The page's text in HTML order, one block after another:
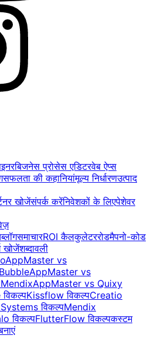
बिजनेस प्रोसेस एडिटरवेब ऐप्स
सफलता की कहानियांमूल्य निर्धारणउत्पाद
खोजेंसंपर्क करेंनिवेशकों के लिएपेशेवर
ब्लॉगसमाचारROI कैलकुलेटररोडमैपनो-कोड
खोजेंशब्दावली
AppMaster vs
AppMaster vs
AppMaster vs Quixy
Kissflow विकल्पCreatio
विकल्पMendix
विकल्पFlutterFlow विकल्पकस्टम